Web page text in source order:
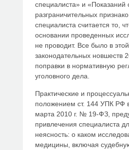
специалиста» и
разграничительных
специалиста считается то,
основании проведенных
не проводит. Все было в
законодательных новшеств
поправки в нормативную
уголовного дела.
Практические и
положением ст. 144 УПК РФ
марта 2010 г. № 19-ФЗ,
привлечения специалиста
неясность: о каком
медицины, включая